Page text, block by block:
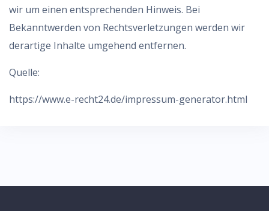
wir um einen entsprechenden Hinweis. Bei
Bekanntwerden von Rechtsverletzungen werden wir
derartige Inhalte umgehend entfernen.
Quelle:
https://www.e-recht24.de/impressum-generator.html